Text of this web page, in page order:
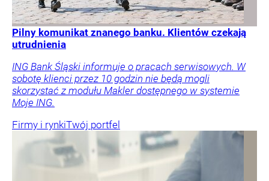
Pilny komunikat znanego banku. Klientów czekają
utrudnienia
ING Bank Śląski informuje o pracach serwisowych. W
sobotę klienci przez 10 godzin nie będą mogli
skorzystać z modułu Makler dostępnego w systemie
Moje ING.
Firmy i rynkiTwój portfel